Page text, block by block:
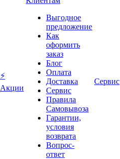
⚡
Акции
Выгодное
предложение
Как
оформить
заказ
Блог
Оплата
Доставка
Сервис
Правила
Самовывоза
Гарантии,
условия
возврата
Вопрос-
ответ
Сервис